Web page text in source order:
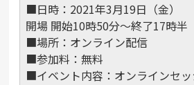
■日時：2021年3月19日（金）
開場 開始10時50分～終了17時半
■場所：オンライン配信
■参加料：無料
■イベント内容：オンラインセ